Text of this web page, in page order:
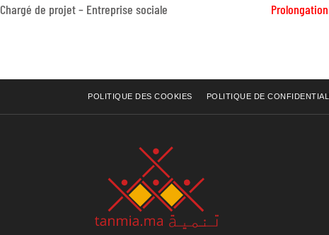
Chargé de projet – Entreprise sociale Prolongation
POLITIQUE DES COOKIES POLITIQUE DE